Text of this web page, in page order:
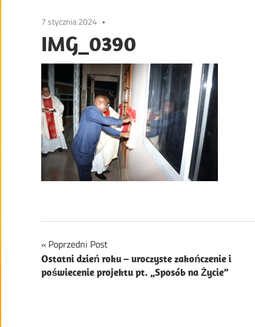
7 stycznia 2024
IMG_0390
Nawigacja
wpisu
Poprzedni Post
Ostatni dzień roku – uroczyste zakończenie i
poświecenie projektu pt. „Sposób na Życie”